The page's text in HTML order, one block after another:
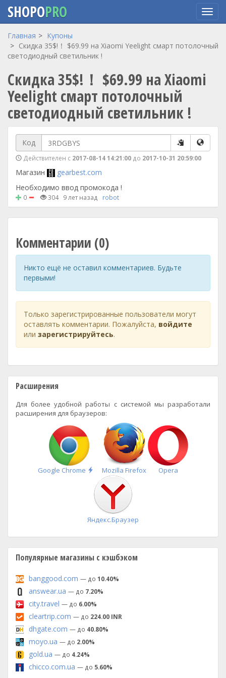
Перейти
основному
SHOPOPRO
Главная
Купоны
Скидка 35$!！ $69.99 на Xiaomi Yeelight смарт потолочный
светодиодный светильник !
Скидка 35$!！ $69.99 на Xiaomi
Yeelight смарт потолочный
светодиодный светильник !
Код
Действителен с 2017-08-14 14:21:00 до 2017-10-31 20:59:00
Магазин
gearbest.com
Необходимо ввод промокода !
0 304 9 лет назад robot
Комментарии (0)
Никто ещё не оставил комментариев. Будьте
первыми!
Только зарегистрированные пользователи могут
оставлять комментарии. Пожалуйста, войдите
или зарегистрируйтесь.
Расширения
Для более удобной работы с системой мы разработали
расширения для браузеров:
Google Chrome
Быстрая
установка
Mozilla Firefox Opera
Яндекс.Браузер
Популярные магазины с кэшбэком
banggood.com — до 10.40%
answear.ua — до 7.20%
city.travel — до 6.00%
cleartrip.com — до 224.00 INR
dhgate.com — до 40.80%
moyo.ua — до 2.00%
gold.ua — до 4.24%
chicco.com.ua — до 5.60%